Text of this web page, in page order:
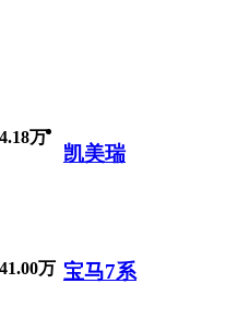
万
凯美瑞
万 宝马7系